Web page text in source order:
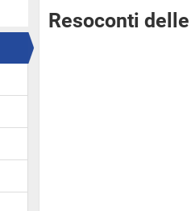
Resoconti